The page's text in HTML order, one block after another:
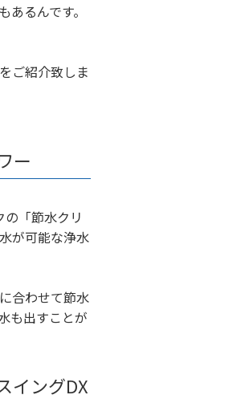
るんです。
ご紹介致しま
ー
「節水クリ
が可能な浄水
合わせて節水
も出すことが
イングDX